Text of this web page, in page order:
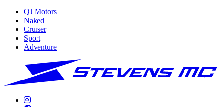
QJ Motors
Naked
Cruiser
Sport
Adventure